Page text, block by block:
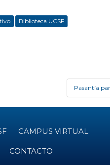
Biblioteca UCSF
Pasantía
CAMPUS VIRTUAL
CONTACTO